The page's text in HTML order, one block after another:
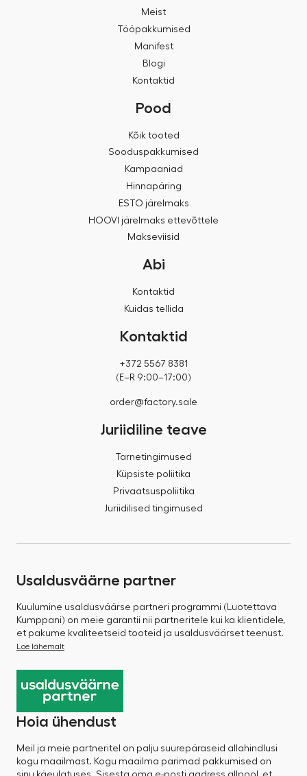
Meist
Tööpakkumised
Manifest
Blogi
Kontaktid
Pood
Kõik tooted
Sooduspakkumised
Kampaaniad
Hinnapäring
ESTO järelmaks
HOOVI järelmaks ettevõttele
Makseviisid
Abi
Kontaktid
Kuidas tellida
Kontaktid
+372 5567 8381
(E–R 9:00–17:00)
order@factory.sale
Juriidiline teave
Tarnetingimused
Küpsiste poliitika
Privaatsuspoliitika
Juriidilised tingimused
Usaldusväärne partner
Kuulumine usaldusväärse partneri programmi (Luotettava
Kumppani) on meie garantii nii partneritele kui ka klientidele,
et pakume kvaliteetseid tooteid ja usaldusväärset teenust.
Loe lähemalt
Hoia ühendust
Meil ja meie partneritel on palju suurepäraseid allahindlusi
kogu maailmast. Kogu maailma parimad pakkumised on